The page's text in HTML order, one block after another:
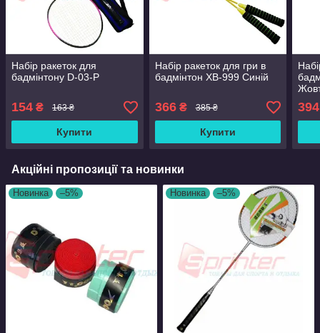
Набір ракеток для
бадмінтону D-03-Р
154 ₴ 163 ₴
Купити
Набір ракеток для гри в
бадмінтон XB-999 Синій
366₴ 385 ₴
Купити
394
Акційні пропозиції та новинки
Новинка –5% Новинка –5%